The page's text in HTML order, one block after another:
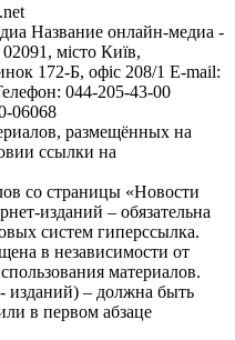
Название онлайн-медиа -
місто Київ,
172-Б, офіс 208/1 E-mail:
044-205-43-00
06068
размещённых на
ссылки на
со страницы «Новости
изданий – обязательна
систем гиперссылка.
в независимости от
материалов.
изданий) – должна быть
в первом абзаце